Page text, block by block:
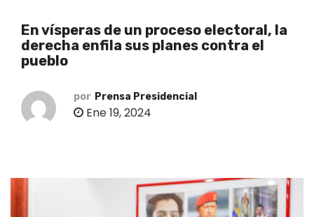
En vísperas de un proceso electoral, la
derecha enfila sus planes contra el
pueblo
por Prensa Presidencial
Ene 19, 2024